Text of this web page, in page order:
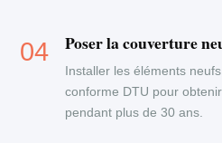
Poser la couverture
Installer les éléments
conforme DTU pour
pendant plus de 30 ans.